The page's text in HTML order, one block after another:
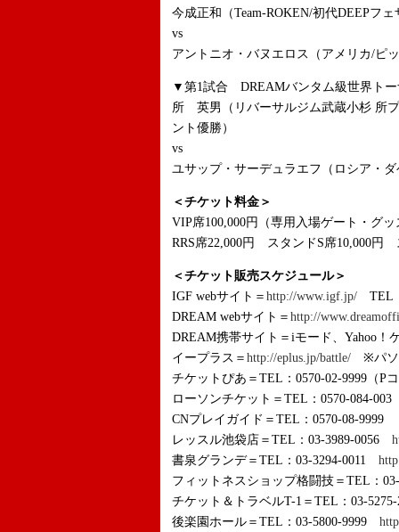
今成正和（Team-ROKEN/初代DEEPフ
vs
アントニオ・バヌエロス（アメリカ/ピ
▼第1試合 DREAMバンタム級世界ト
所 英男（リバーサルジム武蔵小杉 所
ント優勝）
vs
ユサップ・サーデュラエフ（ロシア・
＜チケット料金＞
VIP席100,000円（専用入場ゲート・グ
RRS席22,000円 スタンドS席10,000円
＜チケット販売スケジュール＞
IGF webサイト＝ http://www.igf.jp/ TEL
DREAM webサイト＝ http://
DREAM携帯サイト＝iモード、Yahoo！
イープラス＝ http://eplus.jp/battle/ ※パソ
チケットぴあ＝TEL：0570-02-9999（P
ローソンチケット＝TEL：0570-084-003
CNプレイガイド＝TEL：0570-08-9999
レッスル池袋店＝TEL：03-3989-0056
書泉グランデ＝TEL：03-3294-0011
フィットネスショップ格闘技＝TEL：
チケット＆トラベルT-1＝TEL：03-
後楽園ホール＝TEL：03-5800-9999